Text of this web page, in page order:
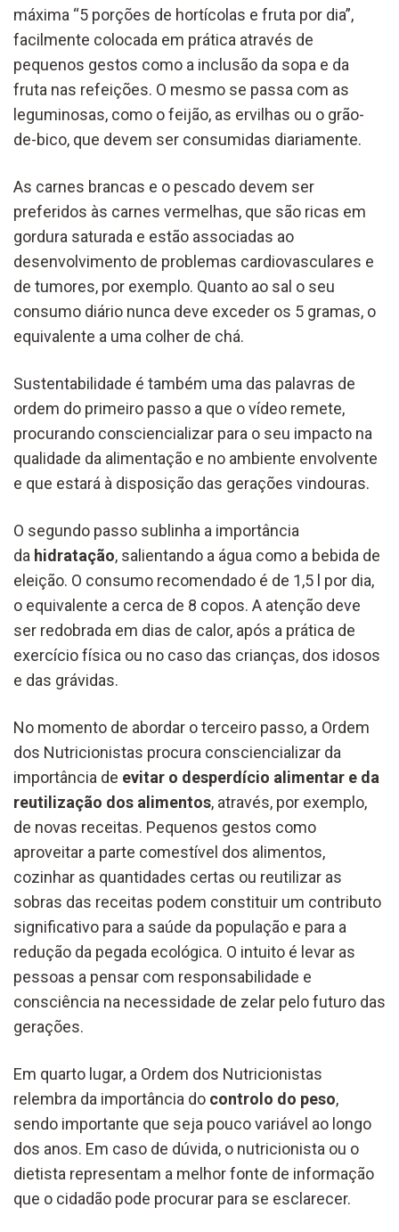
máxima “5 porções de hortícolas e fruta por dia”,
facilmente colocada em prática através de
pequenos gestos como a inclusão da sopa e da
fruta nas refeições. O mesmo se passa com as
leguminosas, como o feijão, as ervilhas ou o grão-
de-bico, que devem ser consumidas diariamente.
As carnes brancas e o pescado devem ser
preferidos às carnes vermelhas, que são ricas em
gordura saturada e estão associadas ao
desenvolvimento de problemas cardiovasculares e
de tumores, por exemplo. Quanto ao sal o seu
consumo diário nunca deve exceder os 5 gramas, o
equivalente a uma colher de chá.
Sustentabilidade é também uma das palavras de
ordem do primeiro passo a que o vídeo remete,
procurando consciencializar para o seu impacto na
qualidade da alimentação e no ambiente envolvente
e que estará à disposição das gerações vindouras.
O segundo passo sublinha a importância
da hidratação, salientando a água como a bebida de
eleição. O consumo recomendado é de 1,5 l por dia,
o equivalente a cerca de 8 copos. A atenção deve
ser redobrada em dias de calor, após a prática de
exercício física ou no caso das crianças, dos idosos
e das grávidas.
No momento de abordar o terceiro passo, a Ordem
dos Nutricionistas procura consciencializar da
importância de evitar o desperdício alimentar e da
reutilização dos alimentos, através, por exemplo,
de novas receitas. Pequenos gestos como
aproveitar a parte comestível dos alimentos,
cozinhar as quantidades certas ou reutilizar as
sobras das receitas podem constituir um contributo
significativo para a saúde da população e para a
redução da pegada ecológica. O intuito é levar as
pessoas a pensar com responsabilidade e
consciência na necessidade de zelar pelo futuro das
gerações.
Em quarto lugar, a Ordem dos Nutricionistas
relembra da importância do controlo do peso,
sendo importante que seja pouco variável ao longo
dos anos. Em caso de dúvida, o nutricionista ou o
dietista representam a melhor fonte de informação
que o cidadão pode procurar para se esclarecer.